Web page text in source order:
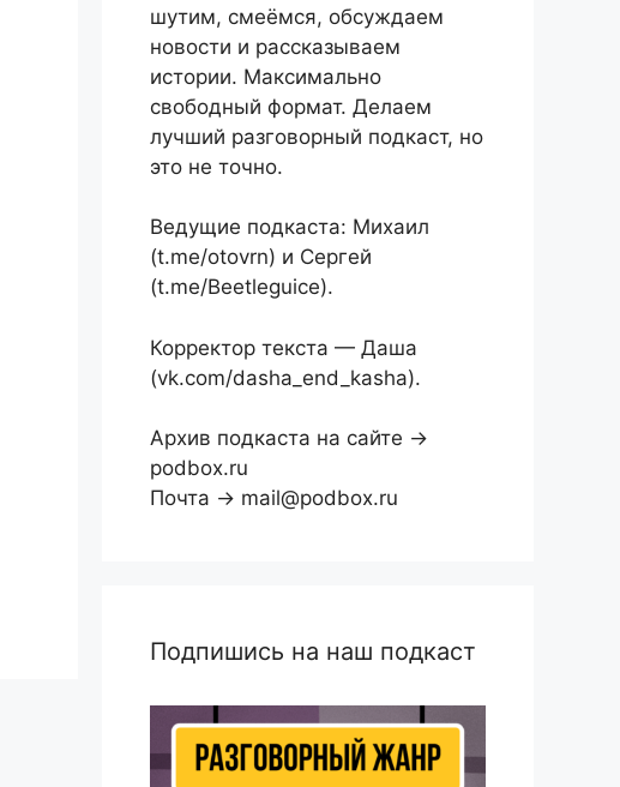
шутим, смеёмся, обсуждаем
новости и рассказываем
истории. Максимально
свободный формат. Делаем
лучший разговорный подкаст, но
это не точно.
Ведущие подкаста: Михаил
(t.me/otovrn) и Сергей
(t.me/Beetleguice).
Корректор текста — Даша
(vk.com/dasha_end_kasha).
Архив подкаста на сайте →
podbox.ru
Почта → mail@podbox.ru
Подпишись на наш подкаст